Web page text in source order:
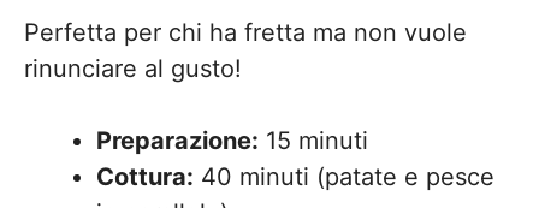
Perfetta per chi ha fretta ma non vuole
rinunciare al gusto!
Preparazione: 15 minuti
Cottura: 40 minuti (patate e pesce